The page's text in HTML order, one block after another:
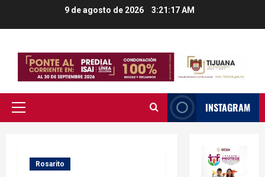
9 de agosto de 2026 3:21:18 AM
Menú
INSTAGRAM
Rosarito